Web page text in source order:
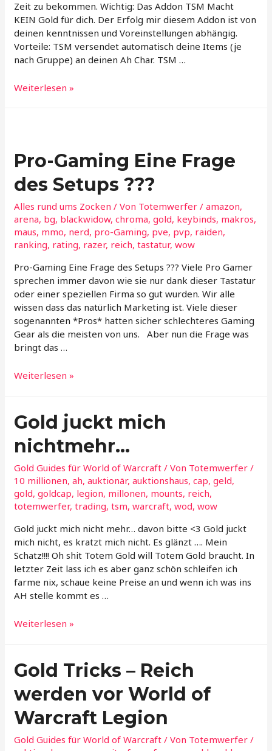
Zeit zu bekommen. Wichtig: Das Addon TSM Macht
KEIN Gold für dich. Der Erfolg mir diesem Addon ist von
deinen kenntnissen und Voreinstellungen abhängig.
Vorteile: TSM versendet automatisch deine Items (je
nach Gruppe) an deinen Ah Char. TSM …
Tsm3
Weiterlesen »
Pro-Gaming Eine Frage
des Setups ???
Alles rund ums Zocken / Von Totemwerfer /amazon,
arena, bg, blackwidow,chroma,gold, keybinds, makros,
maus, mmo, nerd, pro-Gaming, pve, pvp, raiden,
ranking, rating, razer, reich,tastatur,wow
Pro-Gaming Eine Frage des Setups ??? Viele Pro Gamer
sprechen immer davon wie sie nur dank dieser Tastatur
oder einer speziellen Firma so gut wurden. Wir alle
wissen dass das natürlich Marketing ist. Viele dieser
sogenannten *Pros* hatten sicher schlechteres Gaming
Gear als die meisten von uns. Aber nun die Frage was
bringt das …
Pro-
Frage
des
Setups
???
Weiterlesen »
Gold juckt mich
nichtmehr…
Gold Guides für World of Warcraft / Von Totemwerfer /
10 millionen,ah,auktionär,auktionshaus,cap,geld,
gold,goldcap, legion, millonen, mounts, reich,
totemwerfer,trading,tsm,warcraft,wod,wow
Gold juckt mich nicht mehr… davon bitte <3 Gold juckt
mich nicht, es kratzt mich nicht. Es glänzt …. Mein
Schatz!!!! Oh shit Totem Gold will Totem Gold braucht. In
letzter Zeit lass ich es aber ganz schön schleifen ich
farme nix, schaue keine Preise an und wenn ich was ins
AH stelle kommt es …
Gold
nichtmehr…
Weiterlesen »
Gold Tricks – Reich
werden vor World of
Warcraft Legion
Gold Guides für World of Warcraft / Von Totemwerfer /